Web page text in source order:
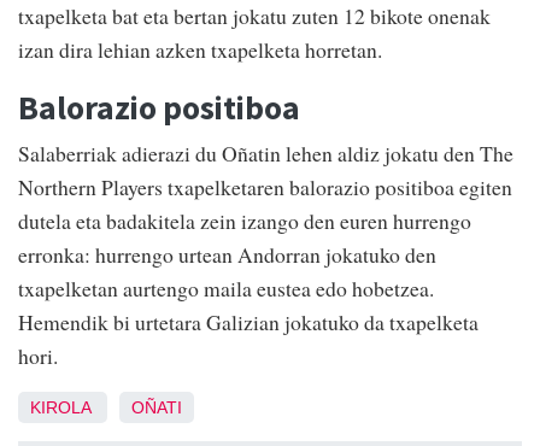
txapelketa bat eta bertan jokatu zuten 12 bikote onenak
izan dira lehian azken txapelketa horretan.
Balorazio positiboa
Salaberriak adierazi du Oñatin lehen aldiz jokatu den The
Northern Players txapelketaren balorazio positiboa egiten
dutela eta badakitela zein izango den euren hurrengo
erronka: hurrengo urtean Andorran jokatuko den
txapelketan aurtengo maila eustea edo hobetzea.
Hemendik bi urtetara Galizian jokatuko da txapelketa
hori.
KIROLA OÑATI